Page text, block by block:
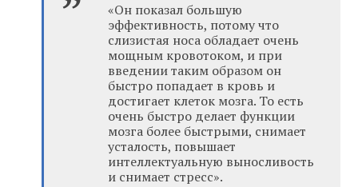
«Он показал большую
эффективность, потому что
слизистая носа обладает очень
мощным кровотоком, и при
введении таким образом он
быстро попадает в кровь и
достигает клеток мозга. То есть
очень быстро делает функции
мозга более быстрыми, снимает
усталость, повышает
интеллектуальную выносливость
и снимает стресс».